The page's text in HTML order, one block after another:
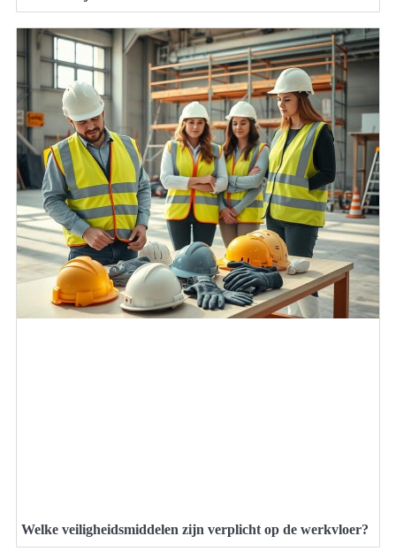
Welke veiligheidsmiddelen zijn verplicht op de werkvloer?